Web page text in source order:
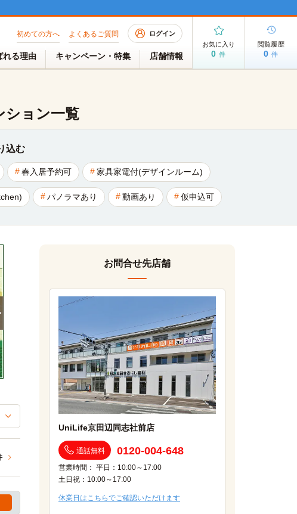
初めての方へ よくあるご質問 ログイン
る理由 キャンペーン・特集 店舗情報
お気に入り
0 件
閲覧履歴
0 件
ション一覧
込む
春入居予約可 家具家電付(デザインルーム)
パノラマあり 動画あり 仮申込可
お問合せ先店舗
UniLife京田辺同志社前店
通話無料 0120-004-648
営業時間： 平日：10:00～17:00
土日祝：10:00～17:00
休業日はこちらでご確認いただけます